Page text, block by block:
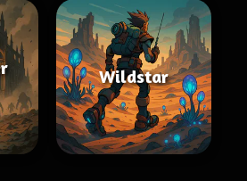
Wildstar